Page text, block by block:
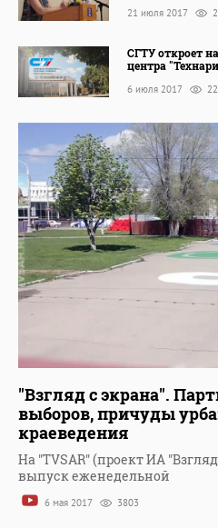
21 июля 2017
СГТУ откроет
центра
6 июля 2017
"Взгляд с экрана".
выборов, причуды
краеведения
На "TVSAR" (проект ИА
выпуск еженедельной
6 мая 2017 3803